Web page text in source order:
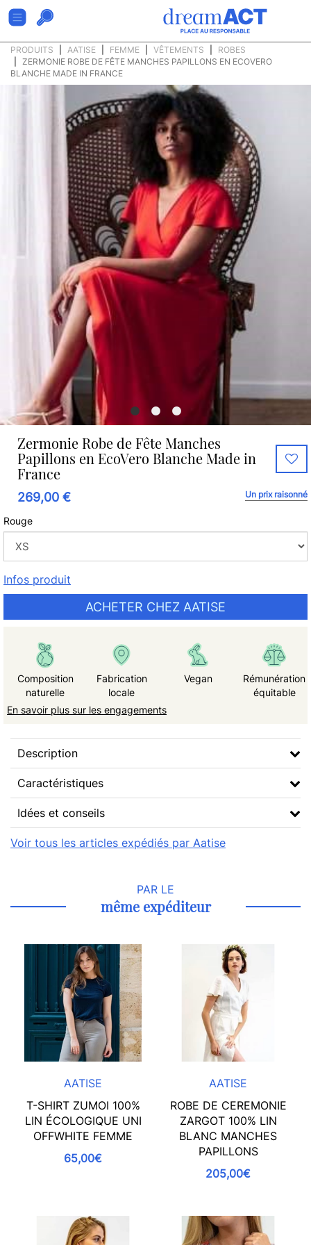
PRODUITS AATISE FEMME VÊTEMENTS
ROBES
ZERMONIE ROBE DE FÊTE MANCHES PAPILLONS EN ECOVERO
BLANCHE MADE IN FRANCE
Zermonie Robe de Fête Manches
Papillons en EcoVero Blanche Made in
France
269,00 € Un prix raisonné
Rouge
Infos produit
ACHETER CHEZ AATISE
Composition
naturelle
Fabrication
locale
Vegan
Rémunération
équitable
En savoir plus sur les engagements
Description
Caractéristiques
Idées et conseils
Voir tous les articles expédiés par Aatise
PAR LE
même expéditeur
AATISE
T-SHIRT ZUMOI 100%
LIN ÉCOLOGIQUE UNI
OFFWHITE FEMME
65,00€
AATISE
ROBE DE CEREMONIE
ZARGOT 100% LIN
BLANC MANCHES
PAPILLONS
205,00€